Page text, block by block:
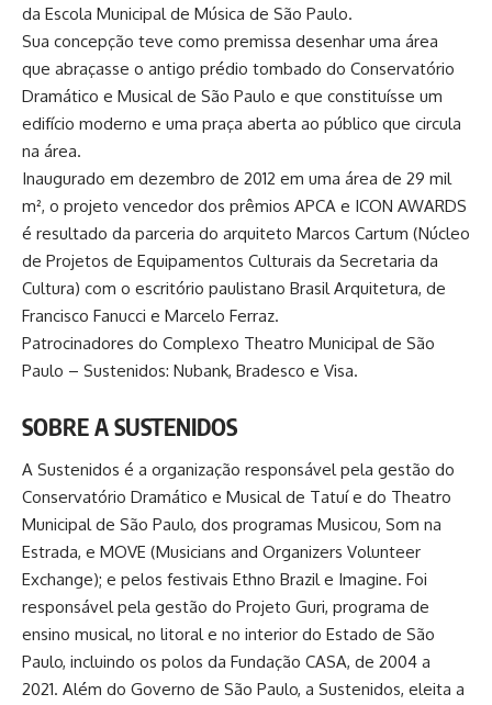
da Escola Municipal de Música de São Paulo.
Sua concepção teve como premissa desenhar uma área
que abraçasse o antigo prédio tombado do Conservatório
Dramático e Musical de São Paulo e que constituísse um
edifício moderno e uma praça aberta ao público que circula
na área.
Inaugurado em dezembro de 2012 em uma área de 29 mil
m², o projeto vencedor dos prêmios APCA e ICON AWARDS
é resultado da parceria do arquiteto Marcos Cartum (Núcleo
de Projetos de Equipamentos Culturais da Secretaria da
Cultura) com o escritório paulistano Brasil Arquitetura, de
Francisco Fanucci e Marcelo Ferraz.
Patrocinadores do Complexo Theatro Municipal de São
Paulo – Sustenidos: Nubank, Bradesco e Visa.
SOBRE A SUSTENIDOS
A Sustenidos é a organização responsável pela gestão do
Conservatório Dramático e Musical de Tatuí e do Theatro
Municipal de São Paulo, dos programas Musicou, Som na
Estrada, e MOVE (Musicians and Organizers Volunteer
Exchange); e pelos festivais Ethno Brazil e Imagine. Foi
responsável pela gestão do Projeto Guri, programa de
ensino musical, no litoral e no interior do Estado de São
Paulo, incluindo os polos da Fundação CASA, de 2004 a
2021. Além do Governo de São Paulo, a Sustenidos, eleita a